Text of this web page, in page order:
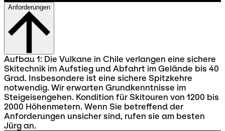
Anforderungen
Aufbau 1: Die Vulkane in Chile verlangen eine sichere
Skitechnik im Aufstieg und Abfahrt im Gelände bis 40
Grad. Insbesondere ist eine sichere Spitzkehre
notwendig. Wir erwarten Grundkenntnisse im
Steigeisengehen. Kondition für Skitouren von 1200 bis
2000 Höhenmetern. Wenn Sie betreffend der
Anforderungen unsicher sind, rufen sie am besten
Jürg an.